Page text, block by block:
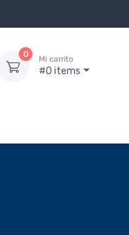
0
Mi carrito
#0 items